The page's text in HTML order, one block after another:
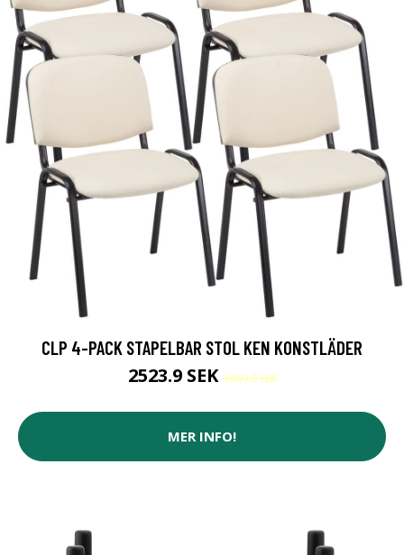
CLP 4-PACK STAPELBAR STOL KEN KONSTLÄDER
2523.9 SEK3369.9 SEK
MER INFO!